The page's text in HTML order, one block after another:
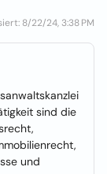
8/22/24, 3:38 PM
sind die
und